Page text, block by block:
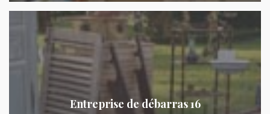
Entreprise de débarras 16